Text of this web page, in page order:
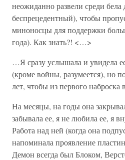
неожиданно развели среди бела
беспрецедентный), чтобы
миноносцы для поддержки
года). Как знать?! <…>
…Я сразу услышала и увидела
(кроме войны, разумеется), но
лет, чтобы из первого наброска
На месяцы, на годы она
забывала ее, я не любила ее, я
Работа над ней (когда она
напоминала проявление
Демон всегда был Блоком,